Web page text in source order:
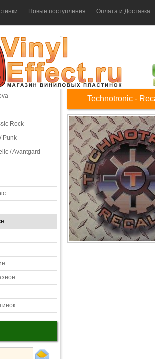
Новые поступления Оплата и Доставка
Rock
Punk
/ Avantgard
Technotronic -